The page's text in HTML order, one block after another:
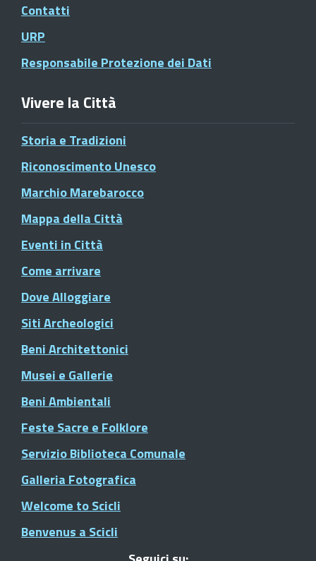
Contatti
URP
Responsabile Protezione dei Dati
Vivere la Città
Storia e Tradizioni
Riconoscimento Unesco
Marchio Marebarocco
Mappa della Città
Eventi in Città
Come arrivare
Dove Alloggiare
Siti Archeologici
Beni Architettonici
Musei e Gallerie
Beni Ambientali
Feste Sacre e Folklore
Servizio Biblioteca Comunale
Galleria Fotografica
Welcome to Scicli
Benvenus a Scicli